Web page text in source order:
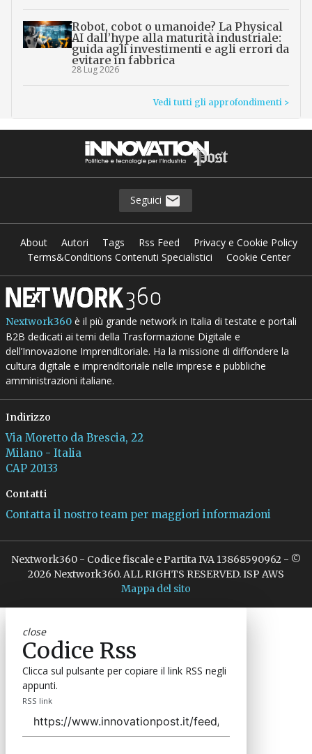
Robot, cobot o umanoide? La Physical
AI dall’hype alla maturità industriale:
guida agli investimenti e agli errori da
evitare in fabbrica
28 Lug 2026
Vedi tutti gli approfondimenti >
Seguici
About Autori Tags Rss Feed
Privacy e Cookie Policy
Terms&Conditions Contenuti Specialistici
Cookie Center
Nextwork360è il più grande network in Italia di testate e portali
B2B dedicati ai temi della Trasformazione Digitale e
dell’Innovazione Imprenditoriale. Ha la missione di diffondere la
cultura digitale e imprenditoriale nelle imprese e pubbliche
amministrazioni italiane.
Indirizzo
Via Moretto da Brescia, 22
Milano - Italia
CAP 20133
Contatti
Contatta il nostro team per maggiori informazioni
Nextwork360 - Codice fiscale e Partita IVA 13868590962 - ©
2026 Nextwork360. ALL RIGHTS RESERVED. ISP AWS
Mappa del sito
close
Codice Rss
Clicca sul pulsante per copiare il link RSS negli
appunti.
RSS link